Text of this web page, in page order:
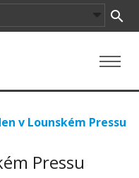
v Lounském Pressu
Pressu